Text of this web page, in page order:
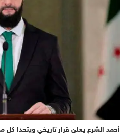
أحمد الشرع يعلن قرار تاريخي ويتحدا